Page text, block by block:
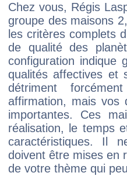
Chez vous, Régis
groupe des maisons
les critères complets
de qualité des
configuration indique
qualités affectives et
détriment
affirmation, mais
importantes. Ces
réalisation, le temps
caractéristiques. Il
doivent être mises en
de votre thème qui